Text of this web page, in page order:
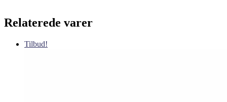
Relaterede varer
Tilbud!